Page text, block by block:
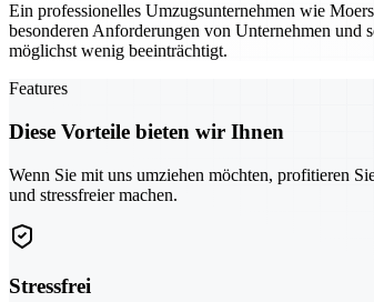
Ein professionelles Umzugsunternehmen wie
besonderen Anforderungen von Unternehmen und
möglichst wenig beeinträchtigt.
Features
Diese Vorteile bieten wir Ihnen
Wenn Sie mit uns umziehen möchten, profitieren
und stressfreier machen.
Stressfrei